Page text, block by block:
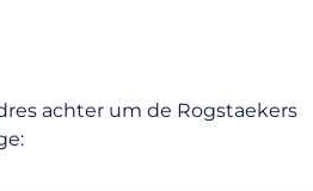
achter um de Rogstaekers